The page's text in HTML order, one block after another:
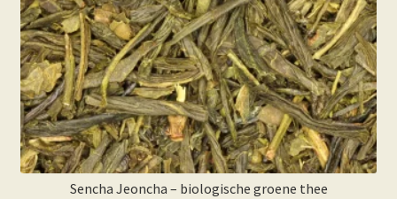
productpagina
Sencha Jeoncha – biologische groene thee